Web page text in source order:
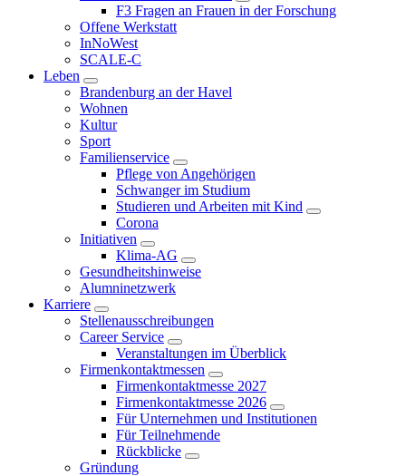
F3 Fragen an Frauen in der Forschung
Offene Werkstatt
InNoWest
SCALE-C
Leben
Brandenburg an der Havel
Wohnen
Kultur
Sport
Familienservice
Pflege von Angehörigen
Schwanger im Studium
Studieren und Arbeiten mit Kind
Corona
Initiativen
Klima-AG
Gesundheitshinweise
Alumninetzwerk
Karriere
Stellenausschreibungen
Career Service
Veranstaltungen im Überblick
Firmenkontaktmessen
Firmenkontaktmesse 2027
Firmenkontaktmesse 2026
Für Unternehmen und Institutionen
Für Teilnehmende
Rückblicke
Gründung